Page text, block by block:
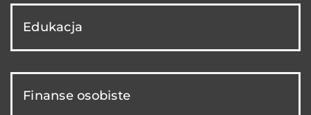
Edukacja
Finanse osobiste